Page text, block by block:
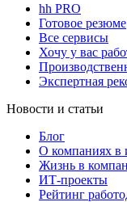
hh PRO
Готовое резюме
Все сервисы
Хочу у вас
Экспертная
Новости и статьи
Блог
О компаниях в
Жизнь в
ИТ-проекты
Рейтинг